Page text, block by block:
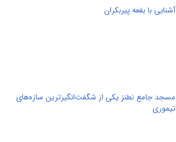
آشنایی با بقعه پیربکران
مسجد جامع نطنز یکی از شگفت‌انگیزترین سازه‌های
تیموری